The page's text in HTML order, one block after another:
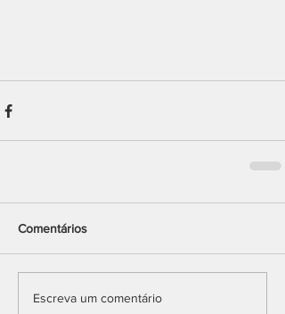
Comentários
Escreva um comentário